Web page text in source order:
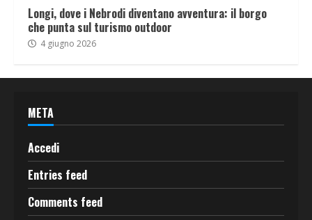
Longi, dove i Nebrodi diventano avventura: il borgo
che punta sul turismo outdoor
4 giugno 2026
META
Accedi
Entries feed
Comments feed